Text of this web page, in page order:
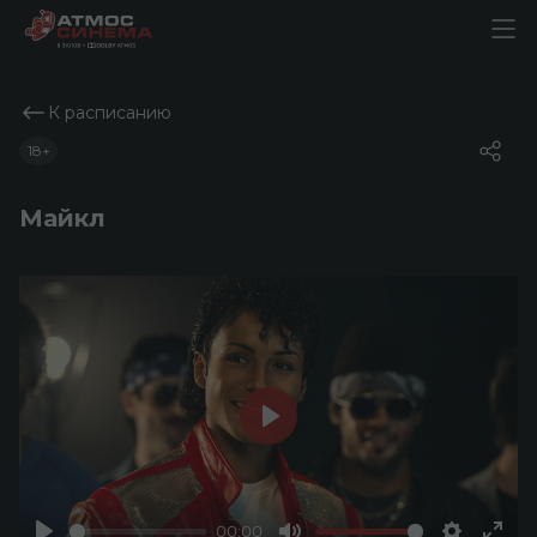
К расписанию
Майкл
18+
00:00
Play